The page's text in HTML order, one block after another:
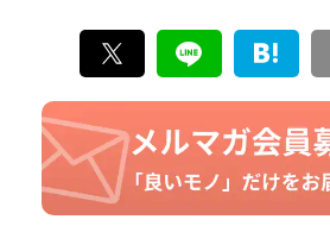
『LDK』は2012年の創刊以来
びある、ホンネ」を胸に、消
トを貫いてきた、女性誌と
発行の雑誌とWebサイトで、
ア、食品まで、あらゆるジャ
証。編集部と専門家、そして
て見つけた「本当に良いもの
選してあなたにお届け。編集
名以上の編集体制で日々の検
す。